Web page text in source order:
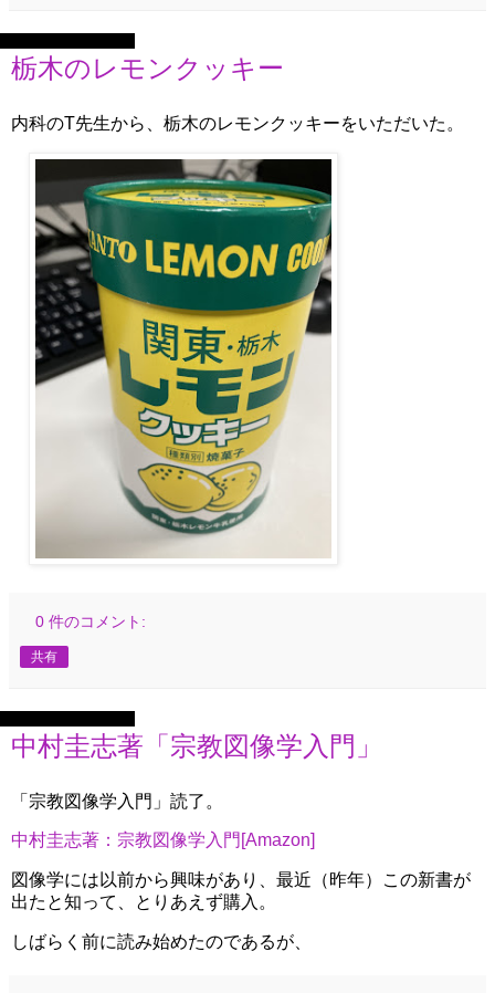
栃木のレモンクッキー
内科のT先生から、栃木のレモンクッキーをいただいた。
0 件のコメント:
共有
中村圭志著「宗教図像学入門」
「宗教図像学入門」読了。
中村圭志著：宗教図像学入門[Amazon]
図像学には以前から興味があり、最近（昨年）この新書が
出たと知って、とりあえず購入。
しばらく前に読み始めたのであるが、